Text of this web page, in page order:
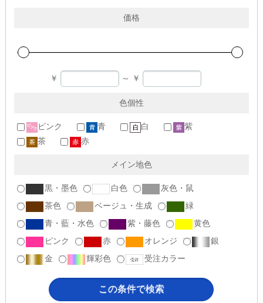
価格
￥ ～ ￥
色個性
ピンク 青 白
紫
茶
赤
メイン地色
黒・墨色 白色
灰色・鼠
茶色
ベージュ・生成
緑
青・藍・水色
紫・藤色
黄色
ピンク
赤 オレンジ
銀
金
輝彩色 受注カラー